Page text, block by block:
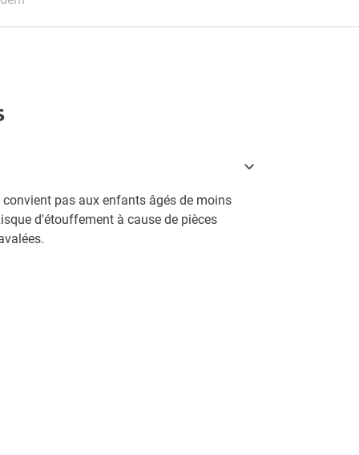
convient pas aux enfants âgés de moins
d'étouffement à cause de pièces